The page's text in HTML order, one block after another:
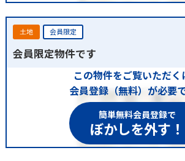
土地 会員限定
会員限定物件です
この物件をご覧いただく
会員登録（無料）が必要で
簡単無料会員登録で
ぼかしを外す！